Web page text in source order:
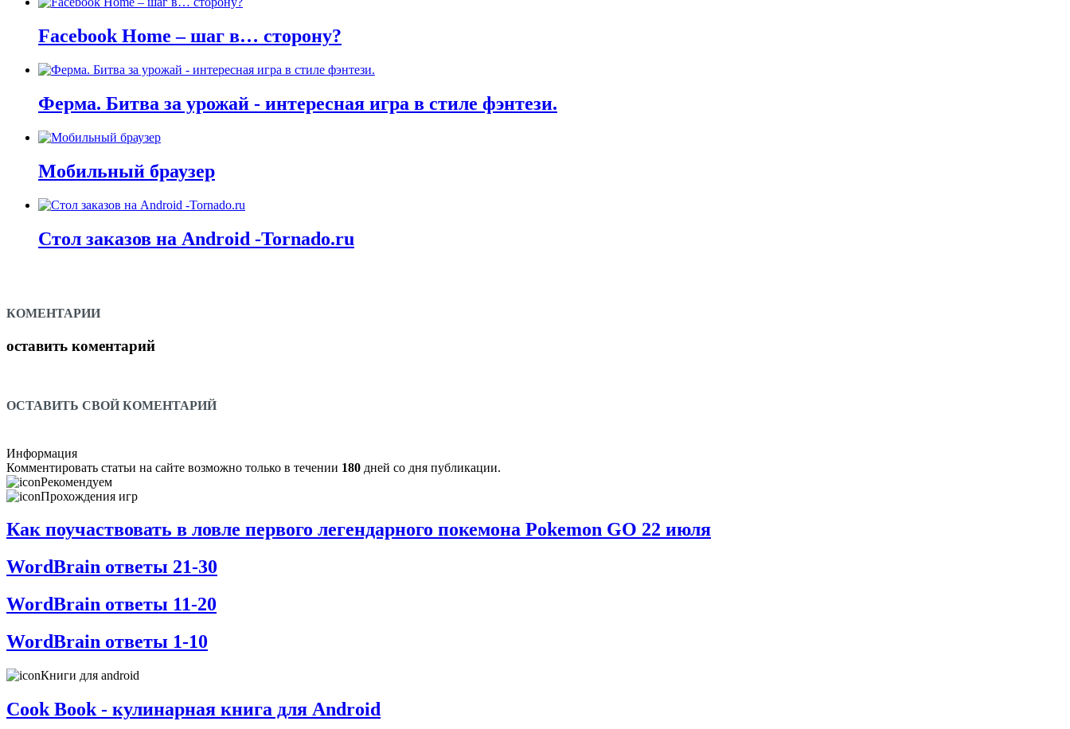
Facebook Home – шаг в… сторону?
Ферма. Битва за урожай - интересная игра в стиле фэнтези.
Мобильный браузер
Стол заказов на Android -Tornado.ru
КОМЕНТАРИИ
оставить коментарий
ОСТАВИТЬ СВОЙ КОМЕНТАРИЙ
Информация
Комментировать статьи на сайте возможно только в течении 180 дней со дня публикации.
Рекомендуем
Прохождения игр
Как поучаствовать в ловле первого легендарного покемона Pokemon GO 22 июля
WordBrain ответы 21-30
WordBrain ответы 11-20
WordBrain ответы 1-10
Книги для android
Cook Book - кулинарная книга для Android